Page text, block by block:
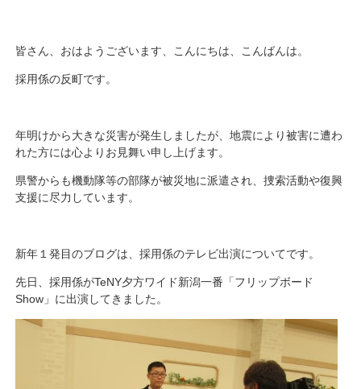
皆さん、おはようございます、こんにちは、こんばんは。
採用係の反町です。
年明けから大きな災害が発生しましたが、地震により被害に遭わ
れた方には心よりお見舞い申し上げます。
県警からも機動隊等の部隊が被災地に派遣され、捜索活動や復興
支援に尽力しています。
新年１発目のブログは、採用係のテレビ出演についてです。
先日、採用係がTeNY夕方ワイド新潟一番「フリップボード
Show」に出演してきました。